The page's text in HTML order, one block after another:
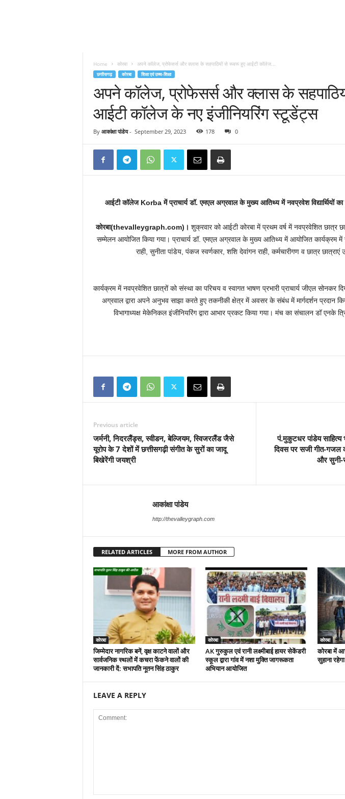
Home कोरबा अपने कॉलेज, प्रोफेसर्स और क्लास के सहपाठियों से रूबरू हुए आईटी कॉलेज...
छत्तीसगढ़ कोरबा शिक्षा एवं उच्च-शिक्षा
अपने कॉलेज, प्रोफेसर्स और क्लास के
आईटी कॉलेज के नए इंजीनियरिंग स्टूडेंट्स
By आकांक्षा पांडेय- September 29, 2023 178 0
आईटी कॉलेज Korba में प्राचार्य डॉ. एमएल अग्रवाल के मुख्य आतिथ्य में नवप्रवेश विद्यार्थियों
कोरबा(thevalleygraph.com)। शुक्रवार को आईटी कोरबा में प्रथम वर्ष में नवप्रवेशित छात्र
सम्मेलन आयोजित किया गया। प्राचार्य डॉ. एमएल अग्रवाल के मुख्य आतिथ्य में आयोजित कार्यक्रम
राही, सुनीता पांडेय, पंकज स्वर्णकार, शशि देवांगन राही, कर्मचारीगण व छात्र छात्राएं
कार्यक्रम में नवप्रवेशित छात्रों को संस्था का परिचय व स्वागत भाषण प्रभारी प्राचार्य जीएल सोनकर
अग्रवाल द्वारा अपने अनुभव साझा करते हुए तकनीकी क्षेत्र में अवसर के संबंध में मार्गदर्शन प्रदान
विभागाध्यक्ष मेकेनिकल इंजीनियरिंग द्वारा आभार प्रकट किया गया। मंच का संचालन डॉ एनके
Previous article
जर्मनी, निदरलैंड्स, स्वीडन, बेल्जियम, स्विजरलैंड जैसे
यूरोप के 7 देशों में छत्तीसगढ़ी संगीत के सुरों का जादू
बिखेरेंगी जयश्री
पं.मुकुटधर पांडेय साहित्य
दिवस पर सजी गीत-गजल
और सुनी-
आकांक्षा पांडेय
http://thevalleygraph.com
RELATED ARTICLES MORE FROM AUTHOR
कोरबा
जिम्मेदार नागरिक बनें, वृक्ष काटने वालों और
सार्वजनिक स्थलों में कचरा फेंकने वालों की
जानकारी दें: सभापति नूतन सिंह ठाकुर
कोरबा
AK गुरुकुल एवं रानी लक्ष्मीबाई हायर सेकेंडरी
स्कूल द्वारा गांव में नशा मुक्ति जागरूकता
अभियान आयोजित
कोरबा
कोरबा में
सुहाना
LEAVE A REPLY